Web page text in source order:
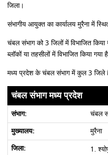
जिला।
संभागीय आयुक्त का कार्यालय मुरैना में
चंबल संभाग को 3 जिलों में विभाजित
ब्लॉकों या तहसीलों में विभाजित किया गया
मध्य प्रदेश के चंबल संभाग में कुल 3 जिले
चंबल संभाग मध्य प्रदेश
चंबल
मुरैना
1.